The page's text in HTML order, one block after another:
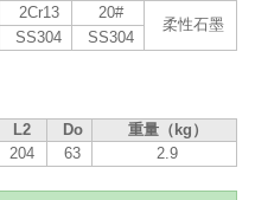
2Cr13 20#
柔性石墨
SS304 SS304
L2 Do
重量（kg）
204 63 2.9